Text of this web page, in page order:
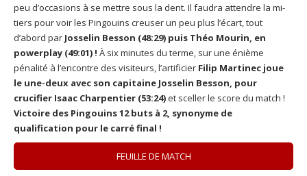
peu d’occasions à se mettre sous la dent. Il faudra attendre la mi-
tiers pour voir les Pingouins creuser un peu plus l’écart, tout
d’abord par Josselin Besson (48:29) puis Théo Mourin, en
powerplay (49:01) ! À six minutes du terme, sur une énième
pénalité à l’encontre des visiteurs, l’artificier Filip Martinec joue
le une-deux avec son capitaine Josselin Besson, pour
crucifier Isaac Charpentier (53:24)et sceller le score du match !
Victoire des Pingouins 12 buts à 2, synonyme de
qualification pour le carré final !
FEUILLE DE MATCH